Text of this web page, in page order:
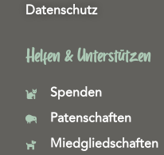
Datenschutz
Helfen & Unterstützen
Spenden
Patenschaften
Miedgliedschaften